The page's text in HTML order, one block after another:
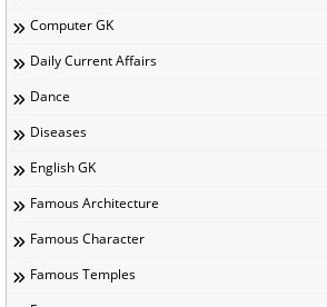
Computer GK
Daily Current Affairs
Dance
Diseases
English GK
Famous Architecture
Famous Character
Famous Temples